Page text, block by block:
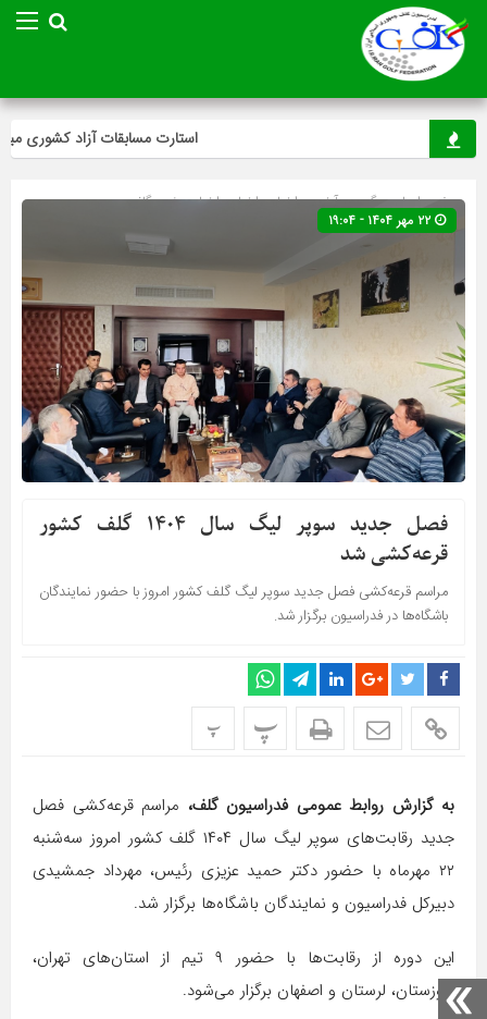
استارت مسابقات آزاد کشوری
صفحه اصلی» گروه »آخرین اخبار»اخبار»اخبار ویژه»گلف
فصل جدید سوپر لیگ سال ۱۴۰۴ گلف کشور
قرعه‌کشی شد
مراسم قرعه‌کشی فصل جدید سوپر لیگ گلف کشور امروز با حضور نمایندگان
باشگاه‌ها در فدراسیون برگزار شد.
پ پ
به گزارش روابط عمومی فدراسیون گلف، مراسم قرعه‌کشی فصل
جدید رقابت‌های سوپر لیگ سال ۱۴۰۴ گلف کشور امروز سه‌شنبه
۲۲ مهرماه با حضور دکتر حمید عزیزی رئیس، مهرداد جمشیدی
دبیرکل فدراسیون و نمایندگان باشگاه‌ها برگزار شد.
این دوره از رقابت‌ها با حضور ۹ تیم از استان‌های تهران،
خوزستان، لرستان و اصفهان برگزار می‌شود.